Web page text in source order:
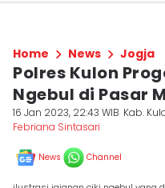
Home News Jogja
Polres Kulon
Ngebul di Pasar
16 Jan 2023, 22:43 WIB Kab.
Febriana Sintasari
News Channel